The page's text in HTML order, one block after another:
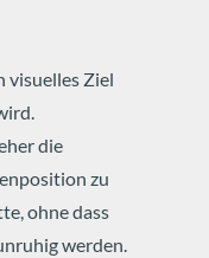
visuelles Ziel
die
zu
ohne dass
werden.